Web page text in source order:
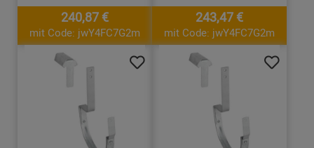
240,87 €
mit Code: jwY4FC7G2m
243,47 €
mit Code: jwY4FC7G2m